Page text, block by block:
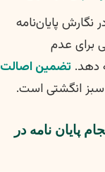
پایان‌نامه
برای عدم
دهد. تضمین اصالت
انگشتی است.
پایان نامه در